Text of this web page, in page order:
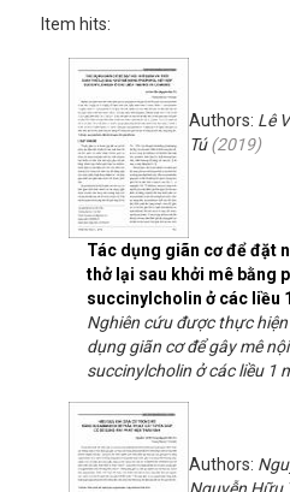
Item hits:
Tác dụng giãn cơ để đặt
thở lại sau khởi mê bằng
succinylcholin ở các liều
Authors: Lê
Tú(2019)
Nghiên cứu được thực
dụng giãn cơ để gây mê
succinylcholin ở các liều 1
Authors: